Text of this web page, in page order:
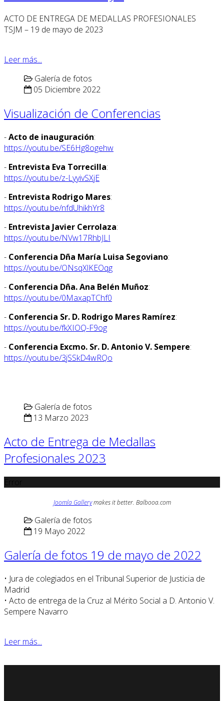
ACTO DE ENTREGA DE MEDALLAS PROFESIONALES
TSJM – 19 de mayo de 2023
Leer más...
Galería de fotos
05 Diciembre 2022
Visualización de Conferencias
-Acto de inauguración:
https://youtu.be/SE6Hg8ogehw
- Entrevista Eva Torrecilla:
https://youtu.be/z-LyyivSXjE
- Entrevista Rodrigo Mares:
https://youtu.be/nfdUhikhYr8
- Entrevista Javier Cerrolaza:
https://youtu.be/NVw17RhbJLI
- Conferencia Dña María Luisa Segoviano:
https://youtu.be/ONsqXlKEOqg
- Conferencia Dña. Ana Belén Muñoz:
https://youtu.be/0MaxapTChf0
- Conferencia Sr. D. Rodrigo Mares Ramírez:
https://youtu.be/fkXIOQ-F9og
- Conferencia Excmo. Sr. D. Antonio V. Sempere:
https://youtu.be/3jSSkD4wRQo
Galería de fotos
13 Marzo 2023
Acto de Entrega de Medallas
Profesionales 2023
Joomla Gallerymakes it better. Balbooa.com
Galería de fotos
19 Mayo 2022
Galería de fotos 19 de mayo de 2022
• Jura de colegiados en el Tribunal Superior de Justicia de
Madrid
• Acto de entrega de la Cruz al Mérito Social a D. Antonio V.
Sempere Navarro
Leer más...